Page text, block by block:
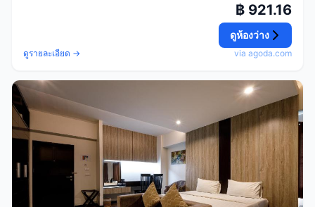
ดูรายละเอียด →
฿ 921.16
ดูห้องว่าง
via agoda.com